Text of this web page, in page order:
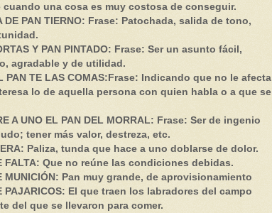
cuando una cosa es muy costosa de conseguir.
DE PAN TIERNO: Frase: Patochada, salida de tono,
Y PAN PINTADO: Frase: Ser un asunto fácil,
agradable y de utilidad.
PAN TE LAS COMAS:Frase: Indicando que no le afecta
lo de aquella persona con quien habla o a que se
A UNO EL PAN DEL MORRAL: Frase: Ser de ingenio
tener más valor, destreza, etc.
Paliza, tunda que hace a uno doblarse de dolor.
FALTA: Que no reúne las condiciones debidas.
MUNICIÓN: Pan muy grande, de aprovisionamiento
PAJARICOS: El que traen los labradores del campo
del que se llevaron para comer.